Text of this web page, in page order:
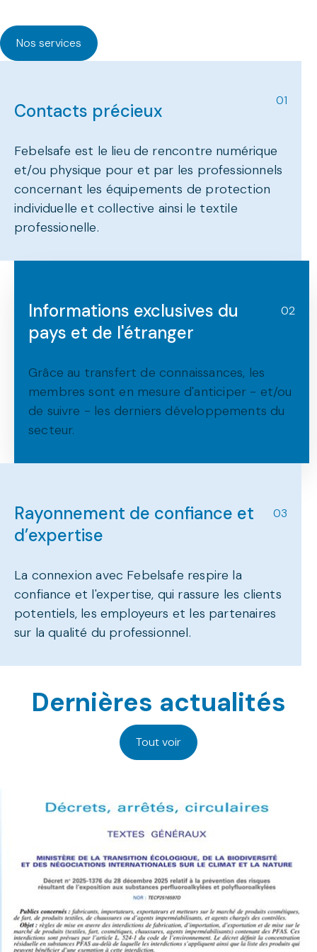
Contacts précieux
01
Febelsafe est le lieu de rencontre numérique
et/ou physique pour et par les professionnels
concernant les équipements de protection
individuelle et collective ainsi le textile
professionelle.
Informations exclusives du
pays et de l'étranger
02
Grâce au transfert de connaissances, les
membres sont en mesure d'anticiper - et/ou
de suivre - les derniers développements du
secteur.
Rayonnement de confiance et
d’expertise
03
La connexion avec Febelsafe respire la
confiance et l'expertise, qui rassure les clients
potentiels, les employeurs et les partenaires
sur la qualité du professionnel.
Nos services
Dernières actualités
Tout voir